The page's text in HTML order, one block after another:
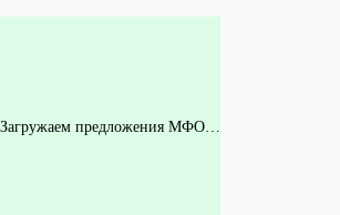
Загружаем предложения МФО…